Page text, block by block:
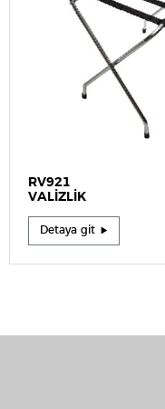
RV921
VALIZLIK
Detaya git